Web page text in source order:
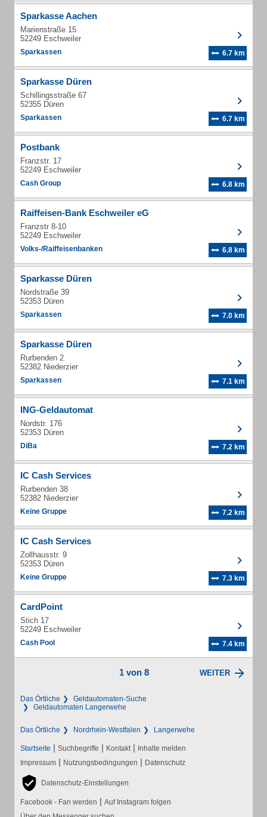
Sparkasse Aachen
Marienstraße 15
52249 Eschweiler
Sparkassen 6.7 km
Sparkasse Düren
Schillingsstraße 67
52355 Düren
Sparkassen 6.7 km
Postbank
Franzstr. 17
52249 Eschweiler
Cash Group 6.8 km
Raiffeisen-Bank Eschweiler eG
Franzstr 8-10
52249 Eschweiler
Volks-/Raiffeisenbanken 6.8 km
Sparkasse Düren
Nordstraße 39
52353 Düren
Sparkassen 7.0 km
Sparkasse Düren
Rurbenden 2
52382 Niederzier
Sparkassen 7.1 km
ING-Geldautomat
Nordstr. 176
52353 Düren
DiBa 7.2 km
IC Cash Services
Rurbenden 38
52382 Niederzier
Keine Gruppe 7.2 km
IC Cash Services
Zollhausstr. 9
52353 Düren
Keine Gruppe 7.3 km
CardPoint
Stich 17
52249 Eschweiler
Cash Pool 7.4 km
1 von 8 WEITER
Das Örtliche
Geldautomaten-Suche
Geldautomaten Langerwehe
Das Örtliche Nordrhein-Westfalen Langerwehe
Startseite | Suchbegriffe | Kontakt | Inhalte melden
Impressum | Nutzungsbedingungen | Datenschutz
Datenschutz-Einstellungen
Facebook - Fan werden | Auf Instagram folgen